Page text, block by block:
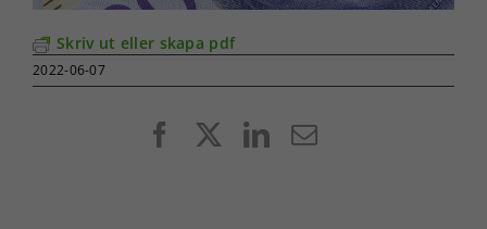
Skriv ut eller skapa pdf
2022-06-07
FacebookLinkedIn
E-